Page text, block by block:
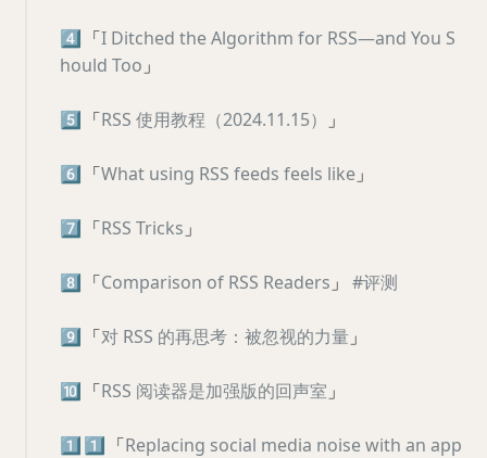
4️⃣ 「I Ditched the Algorithm for RSS—and You S
hould Too 」
5️⃣ 「RSS 使用教程（2024.11.15） 」
6️⃣ 「What using RSS feeds feels like 」
7️⃣ 「RSS Tricks 」
8️⃣ 「Comparison of RSS Readers 」 #评测
9️⃣ 「对 RSS 的再思考：被忽视的力量 」
🔟 「RSS 阅读器是加强版的回声室 」
1️⃣1️⃣ 「Replacing social media noise with an app